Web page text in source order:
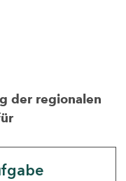
der regionalen